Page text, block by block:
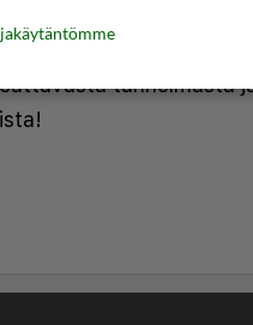
ja hyödynnä hotellin
sekä nauti alueen
tunnelmasta